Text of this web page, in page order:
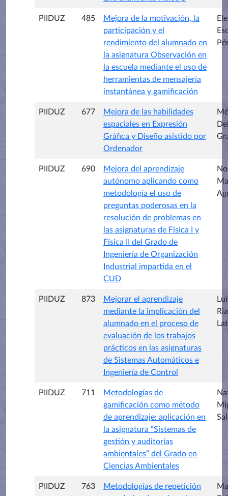
PIIDUZ 485
Mejora de la motivación, la
participación y el
rendimiento del alumnado en
la asignatura Observación en
la escuela mediante el uso de
herramientas de mensajería
instantánea y gamificación
PIIDUZ 677
Mejora de las habilidades
espaciales en Expresión
Gráfica y Diseño asistido por
Ordenador
PIIDUZ 690
Mejora del aprendizaje
autónomo aplicando como
metodología el uso de
preguntas poderosas en la
resolución de problemas en
las asignaturas de Física I y
Física II del Grado de
Ingeniería de Organización
Industrial impartida en el
CUD
PIIDUZ 873
Mejorar el aprendizaje
mediante la implicación del
alumnado en el proceso de
evaluación de los trabajos
prácticos en las asignaturas
de Sistemas Automáticos e
Ingeniería de Control
PIIDUZ 711
Metodologías de
gamificación como método
de aprendizaje: aplicación en
la asignatura “Sistemas de
gestión y auditorías
ambientales” del Grado en
Ciencias Ambientales
PIIDUZ 763
Metodologías de repetición